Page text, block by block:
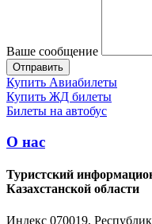
Ваше сообщение
Купить Авиабилеты
Купить ЖД билеты
Билеты на автобус
О нас
Туристский
Казахстанской области
Индекс 070019,